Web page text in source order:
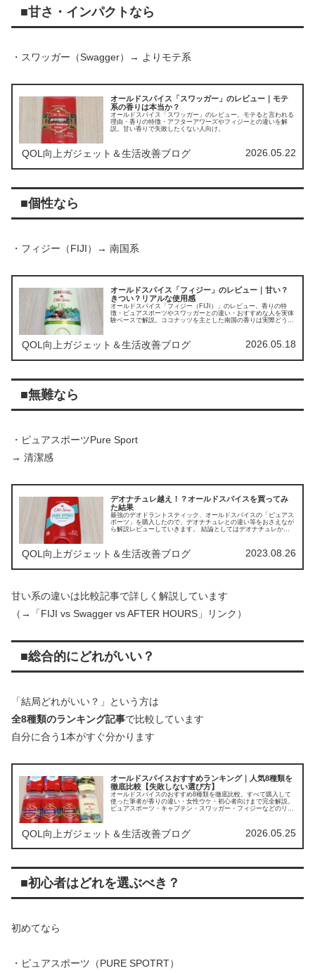
■甘さ・インパクトなら
・スワッガー（Swagger）→ よりモテ系
オールドスパイス「スワッガー」のレビュー｜モテ
系の香りは本当か？
オールドスパイス「スワッガー」のレビュー。モテると言われる
理由・香りの特徴・アフターアワーズやフィジーとの違いを解
説。甘い香りで失敗したくない人向け。
QOL向上ガジェット＆生活改善ブログ 2026.05.22
■個性なら
・フィジー（FIJI）→ 南国系
オールドスパイス「フィジー」のレビュー｜甘い？
きつい？リアルな使用感
オールドスパイス「フィジー（FIJI）」のレビュー。香りの特
徴・ピュアスポーツやスワッガーとの違い・おすすめな人を実体
験ベースで解説。ココナッツを主とした南国の香りは実際どうな
QOL向上ガジェット＆生活改善ブログ 2026.05.18
■無難なら
・ピュアスポーツPure Sport
→ 清潔感
デオナチュレ越え！？オールドスパイスを買ってみ
た結果
最強のデオドラントスティック、オールドスパイスの「ピュアス
ポーツ」を購入したので、デオナチュレとの違い等をおさえなが
ら解説レビューしていきます。 結論としてはデオナチュレから
QOL向上ガジェット＆生活改善ブログ 2023.08.26
甘い系の違いは比較記事で詳しく解説しています
（→「FIJI vs Swagger vs AFTER HOURS」リンク）
■総合的にどれがいい？
「結局どれがいい？」という方は
全8種類のランキング記事で比較しています
自分に合う1本がすぐ分かります
オールドスパイスおすすめランキング｜人気8種類を
徹底比較【失敗しない選び方】
オールドスパイスのおすすめ8種類を徹底比較。すべて購入して
使った筆者が香りの違い・女性ウケ・初心者向けまで完全解説。
ピュアスポーツ・キャプテン・スワッガー・フィジーなどのリア
QOL向上ガジェット＆生活改善ブログ 2026.05.25
■初心者はどれを選ぶべき？
初めてなら
・ピュアスポーツ（PURE SPOTRT）